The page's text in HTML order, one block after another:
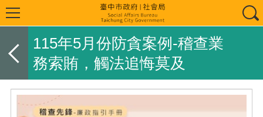
115年5月份防貪案例-稽查業
務索賄，觸法追悔莫及